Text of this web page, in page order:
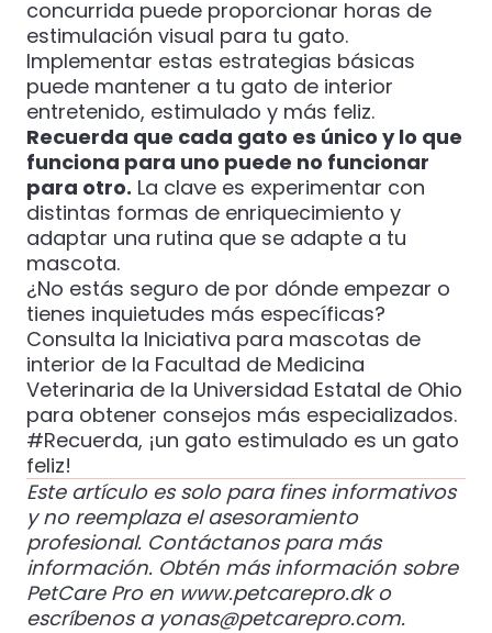
concurrida puede proporcionar horas de
estimulación visual para tu gato.
Implementar estas estrategias básicas
puede mantener a tu gato de interior
entretenido, estimulado y más feliz.
Recuerda que cada gato es único y lo que
funciona para uno puede no funcionar
para otro. La clave es experimentar con
distintas formas de enriquecimiento y
adaptar una rutina que se adapte a tu
mascota.
¿No estás seguro de por dónde empezar o
tienes inquietudes más específicas?
Consulta la Iniciativa para mascotas de
interior de la Facultad de Medicina
Veterinaria de la Universidad Estatal de Ohio
para obtener consejos más especializados.
#Recuerda, ¡un gato estimulado es un gato
feliz!
Este artículo es solo para fines informativos
y no reemplaza el asesoramiento
profesional. Contáctanos para más
información. Obtén más información sobre
PetCare Pro en www.petcarepro.dko
escríbenos a yonas@petcarepro.com.